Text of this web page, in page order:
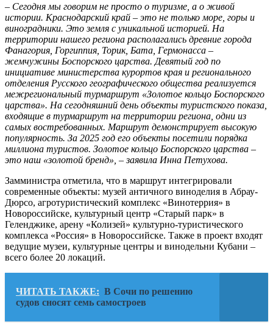
– Сегодня мы говорим не просто о туризме, а о живой
истории. Краснодарский край – это не только море, горы и
виноградники. Это земля с уникальной историей. На
территории нашего региона располагались древние города
Фанагория, Горгиппия, Торик, Бата, Гермонасса –
жемчужины Боспорского царства. Девятый год по
инициативе министерства курортов края и регионального
отделения Русского географического общества реализуется
межрегиональный турмаршрут «Золотое кольцо Боспорского
царства». На сегодняшний день объекты туристского показа,
входящие в турмаршрут на территории региона, одни из
самых востребованных. Маршрут демонстрирует высокую
популярность. За 2025 год его объекты посетили порядка
миллиона туристов. Золотое кольцо Боспорского царства –
это наш «золотой бренд», – заявила Инна Петухова.
Замминистра отметила, что в маршрут интегрировали
современные объекты: музей античного виноделия в Абрау-
Дюрсо, агротуристический комплекс «Винотеррия» в
Новороссийске, культурный центр «Старый парк» в
Геленджике, арену «Колизей» культурно-туристического
комплекса «Россия» в Новороссийске. Также в проект входят
ведущие музеи, культурные центры и винодельни Кубани –
всего более 20 локаций.
ЧИТАТЬ ТАКЖЕ: В Сочи по решению
судов сносят семь самостроев